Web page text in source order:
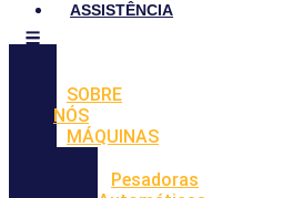
ASSISTÊNCIA
SOBRE
NÓS
MÁQUINAS
Pesadoras